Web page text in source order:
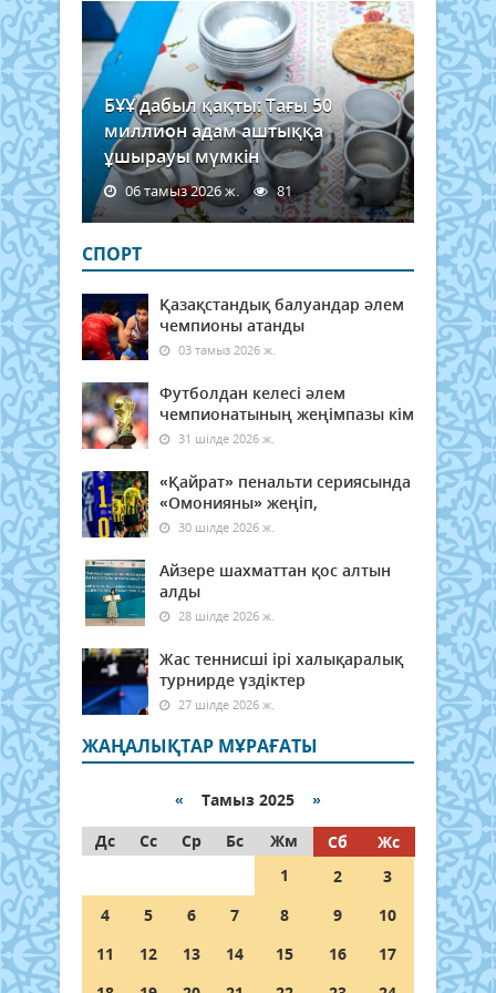
БҰҰ дабыл қақты: Тағы 50
миллион адам аштыққа
ұшырауы мүмкін
06 тамыз 2026 ж. 81
СПОРТ
Қазақстандық балуандар әлем
чемпионы атанды
03 тамыз 2026 ж.
Футболдан келесі әлем
чемпионатының жеңімпазы кім
31 шілде 2026 ж.
«Қайрат» пенальти сериясында
«Омонияны» жеңіп,
30 шілде 2026 ж.
Айзере шахматтан қос алтын
алды
28 шілде 2026 ж.
Жас теннисші ірі халықаралық
турнирде үздіктер
27 шілде 2026 ж.
ЖАҢАЛЫҚТАР МҰРАҒАТЫ
« Тамыз 2025 »
Дс
Сс Ср Бс Жм Сб
Жс
1
2
3
4
5 6 7 8 9
10
11
12 13 14 15 16
17